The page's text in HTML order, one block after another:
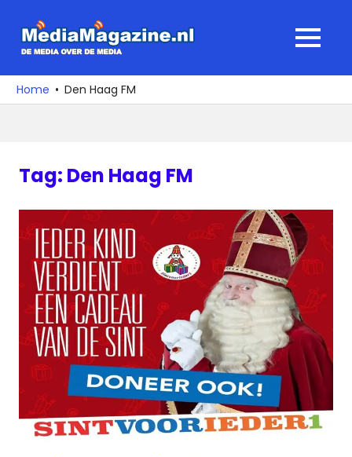
naar
media
over
MENU
Home Den Haag FM
Tag: Den Haag FM